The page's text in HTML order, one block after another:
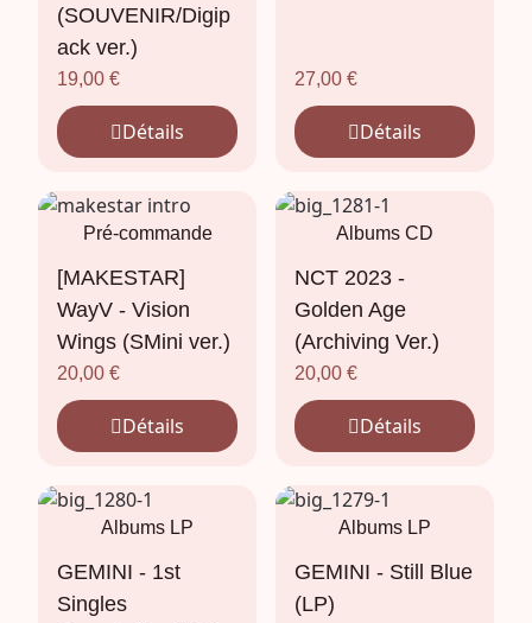
(SOUVENIR/Digip
ack ver.)
19,00€
Détails
27,00 €
Détails
Pré-commande
[MAKESTAR]
WayV - Vision
Wings (SMini ver.)
20,00€
Détails
Albums CD
NCT 2023 -
Golden Age
(Archiving Ver.)
20,00 €
Détails
Albums LP
GEMINI - 1st
Singles
Albums LP
GEMINI - Still Blue
(LP)